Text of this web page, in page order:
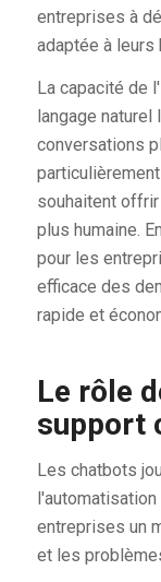
entreprises à
adaptée à leurs
La capacité de
langage
conversations
souhaitent
plus humaine.
pour les
efficace des
rapide et
Le rôle
support
Les chatbots
entreprises un
et les